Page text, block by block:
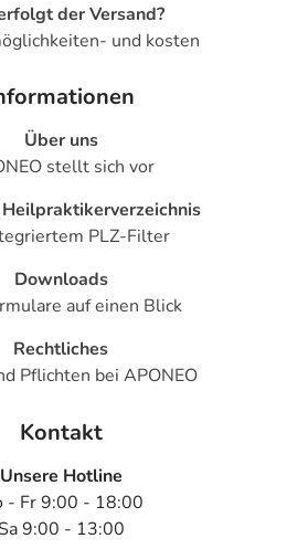
der Versand?
und kosten
Über uns
stellt sich vor
PLZ-Filter
Downloads
auf einen Blick
Rechtliches
Pflichten bei APONEO
Kontakt
Unsere Hotline
- Fr 9:00 - 18:00
9:00 - 13:00